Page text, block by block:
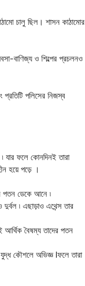
চালু ছিল। শাসন কাঠামোর
বাণিজ্য ও শিল্পের প্রচলনও
পলিসের নিজস্ব
যার ফলে কোনদিনই তারা
হয়ে পড়ে ।
পতন ডেকে আনে ৷
৷ এছাড়াও এথেন্স তার
আর্থিক বৈষম্য তাদের পতন
যুদ্ধ কৌশলে অভিজ্ঞ Iফলে তারা